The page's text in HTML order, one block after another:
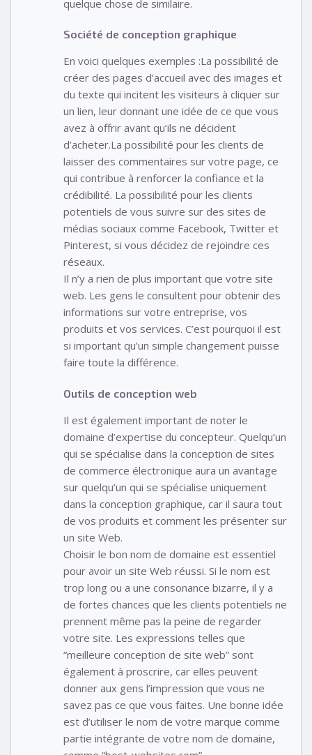
quelque chose de similaire.
Société de conception graphique
En voici quelques exemples :La possibilité de
créer des pages d’accueil avec des images et
du texte qui incitent les visiteurs à cliquer sur
un lien, leur donnant une idée de ce que vous
avez à offrir avant qu’ils ne décident
d’acheter.La possibilité pour les clients de
laisser des commentaires sur votre page, ce
qui contribue à renforcer la confiance et la
crédibilité. La possibilité pour les clients
potentiels de vous suivre sur des sites de
médias sociaux comme Facebook, Twitter et
Pinterest, si vous décidez de rejoindre ces
réseaux.
Il n’y a rien de plus important que votre site
web. Les gens le consultent pour obtenir des
informations sur votre entreprise, vos
produits et vos services. C’est pourquoi il est
si important qu’un simple changement puisse
faire toute la différence.
Outils de conception web
Il est également important de noter le
domaine d’expertise du concepteur. Quelqu’un
qui se spécialise dans la conception de sites
de commerce électronique aura un avantage
sur quelqu’un qui se spécialise uniquement
dans la conception graphique, car il saura tout
de vos produits et comment les présenter sur
un site Web.
Choisir le bon nom de domaine est essentiel
pour avoir un site Web réussi. Si le nom est
trop long ou a une consonance bizarre, il y a
de fortes chances que les clients potentiels ne
prennent même pas la peine de regarder
votre site. Les expressions telles que
“meilleure conception de site web” sont
également à proscrire, car elles peuvent
donner aux gens l’impression que vous ne
savez pas ce que vous faites. Une bonne idée
est d’utiliser le nom de votre marque comme
partie intégrante de votre nom de domaine,